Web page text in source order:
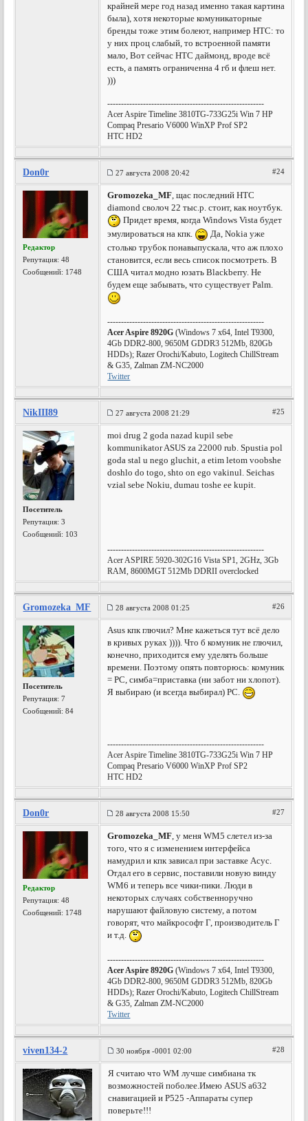
крайней мере год назад именно такая картина
была), хотя некоторые комуникаторные
бренды тоже этим болеют, например НТС: то
у них проц слабый, то встроенной памяти
мало, Вот сейчас НТС даймонд, вроде всё
есть, а память ограниченна 4 гб и флеш нет.
)))
---------------------------------------------------------
Acer Aspire Timeline 3810TG-733G25i Win 7 HP
Compaq Presario V6000 WinXP Prof SP2
HTC HD2
Don0r 27 августа 2008 20:42 #24
Редактор
Репутация:48
Сообщений: 1748
Gromozeka_MF, щас последний HTC
diamond сволоч 22 тыс.р. стоит, как ноутбук.
Придет время, когда Windows Vista будет
эмулироваться на кпк.
Да, Nokia уже
столько трубок понавыпускала, что аж плохо
становится, если весь список посмотреть. В
США читал модно юзать Blackberry. Не
будем еще забывать, что существует Palm.
---------------------------------------------------------
Acer Aspire 8920G (Windows 7 x64, Intel T9300,
4Gb DDR2-800, 9650M GDDR3 512Mb, 820Gb
HDDs); Razer Orochi/Kabuto, Logitech ChillStream
& G35, Zalman ZM-NC2000
Twitter
NikIII89 27 августа 2008 21:29 #25
Посетитель
Репутация:3
Сообщений: 103
moi drug 2 goda nazad kupil sebe
kommunikator ASUS za 22000 rub. Spustia pol
goda stal u nego gluchit, a etim letom voobshe
doshlo do togo, shto on ego vakinul. Seichas
vzial sebe Nokiu, dumau toshe ee kupit.
---------------------------------------------------------
Acer ASPIRE 5920-302G16 Vista SP1, 2GHz, 3Gb
RAM, 8600MGT 512Mb DDRII overclocked
Gromozeka_MF 28 августа 2008 01:25 #26
Посетитель
Репутация:7
Сообщений: 84
Asus кпк глючил? Мне кажеться тут всё дело
в кривых руках )))). Что б комуник не глючил,
конечно, приходится ему уделять больше
времени. Поэтому опять повторюсь: комуник
= РС, симба=приставка (ни забот ни хлопот).
Я выбираю (и всегда выбирал) РС.
---------------------------------------------------------
Acer Aspire Timeline 3810TG-733G25i Win 7 HP
Compaq Presario V6000 WinXP Prof SP2
HTC HD2
Don0r 28 августа 2008 15:50 #27
Редактор
Репутация:48
Сообщений: 1748
Gromozeka_MF, у меня WM5 слетел из-за
того, что я с изменением интерфейса
намудрил и кпк зависал при заставке Асус.
Отдал его в сервис, поставили новую винду
WM6 и теперь все чики-пики. Люди в
некоторых случаях собственноручно
нарушают файловую систему, а потом
говорят, что майкрософт Г, производитель Г
и т.д.
---------------------------------------------------------
Acer Aspire 8920G (Windows 7 x64, Intel T9300,
4Gb DDR2-800, 9650M GDDR3 512Mb, 820Gb
HDDs); Razer Orochi/Kabuto, Logitech ChillStream
& G35, Zalman ZM-NC2000
Twitter
viven134-2 30 ноября -0001 02:00 #28
Я считаю что WM лучше симбиана тк
возможностей поболее.Имею ASUS a632
снавигацией и Р525 -Аппараты супер
поверьте!!!